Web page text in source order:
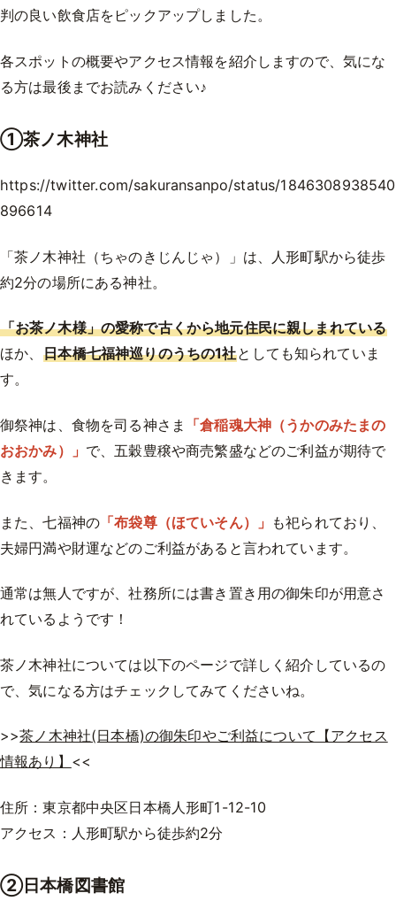
判の良い飲食店をピックアップしました。
各スポットの概要やアクセス情報を紹介しますので、気にな
る方は最後までお読みください♪
①茶ノ木神社
https://twitter.com/sakuransanpo/status/1846308938540
896614
「茶ノ木神社（ちゃのきじんじゃ）」は、人形町駅から徒歩
約2分の場所にある神社。
「お茶ノ木様」の愛称で古くから地元住民に親しまれている
ほか、 日本橋七福神巡りのうちの1社としても知られていま
す。
御祭神は、食物を司る神さま
「倉稲魂大神（うかのみたまの
おおかみ）」 で、五穀豊穣や商売繁盛などのご利益が期待で
きます。
また、七福神の 「​​布袋尊（ほていそん）」 も祀られており、
夫婦円満や財運などのご利益があると言われています。
通常は無人ですが、社務所には書き置き用の御朱印が用意さ
れているようです！
茶ノ木神社については以下のページで詳しく紹介しているの
で、気になる方はチェックしてみてくださいね。
>>茶ノ木神社(日本橋)の御朱印やご利益について【アクセス
情報あり】 <<
住所：東京都中央区日本橋人形町1-12-10
アクセス：人形町駅から徒歩約2分
②日本橋図書館